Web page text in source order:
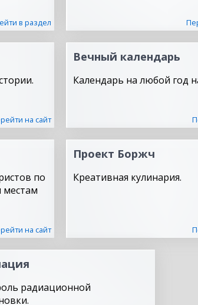
в раздел
на сайт
Вечный календарь
Календарь на любой год
по
местам
на сайт
Проект Боржч
Креативная кулинария.
радиационной